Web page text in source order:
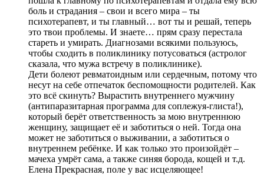
боль и страдания – свои и всего мира – ты
психотерапевт, и ты главный… вот ты и решай, теперь
это твои проблемы. И знаете… прям сразу перестала
стареть и умирать. Диагнозами всякими пользуюсь,
чтобы сходить в поликлинику потусоваться (астролог
сказала, что мужа встречу в поликлинике).
Дети болеют ревматоидным или сердечным, потому что
несут на себе отпечаток беспомощности родителей. Как
это всё скинуть? Вырастить внутреннего мужчину
(антипаразитарная программа для соплежуя-глиста!),
который берёт ответственность за мою внутреннюю
женщину, защищает её и заботиться о ней. Тогда она
может не заботиться о выживании, а заботиться о
внутреннем ребёнке. И как только это произойдёт –
мачеха умрёт сама, а также синяя борода, кощей и т.д.
Елена Прекрасная, поле у вас исцеляющее!